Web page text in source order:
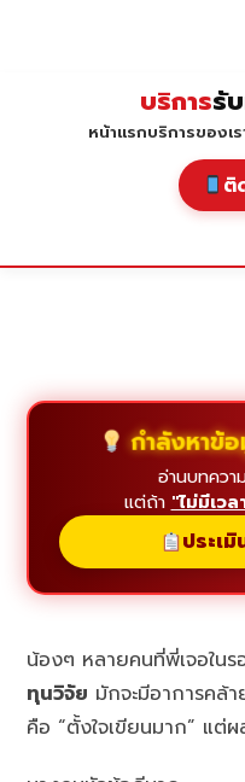
บริการรั
หน้าแรกบริการของเร
ติ
กำลังหาข้
อ่านบทควา
แต่ถ้า "ไม่มีเวล
ประเ
น้องๆ หลายคนที่พี่เจอในร
ทุนวิจัย มักจะมีอาการคล้
คือ “ตั้งใจเขียนมาก” แต่